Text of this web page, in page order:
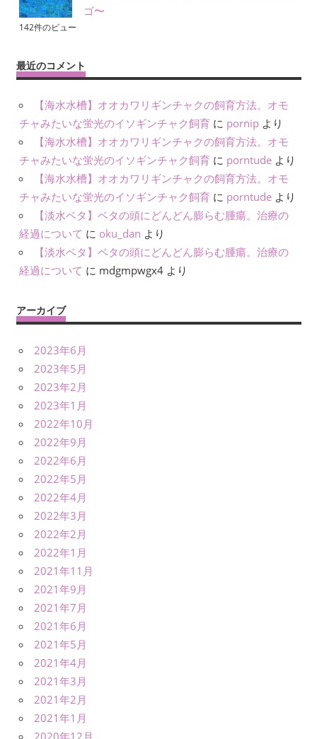
ゴ〜
142件のビュー
最近のコメント
【海水水槽】オオカワリギンチャクの飼育方法。オモ
チャみたいな蛍光のイソギンチャク飼育 に pornip より
【海水水槽】オオカワリギンチャクの飼育方法。オモ
チャみたいな蛍光のイソギンチャク飼育 に porntude より
【海水水槽】オオカワリギンチャクの飼育方法。オモ
チャみたいな蛍光のイソギンチャク飼育 に porntude より
【淡水ベタ】ベタの頭にどんどん膨らむ腫瘍。治療の
経過について に oku_dan より
【淡水ベタ】ベタの頭にどんどん膨らむ腫瘍。治療の
経過について に mdgmpwgx4 より
アーカイブ
2023年6月
2023年5月
2023年2月
2023年1月
2022年10月
2022年9月
2022年6月
2022年5月
2022年4月
2022年3月
2022年2月
2022年1月
2021年11月
2021年9月
2021年7月
2021年6月
2021年5月
2021年4月
2021年3月
2021年2月
2021年1月
2020年12月